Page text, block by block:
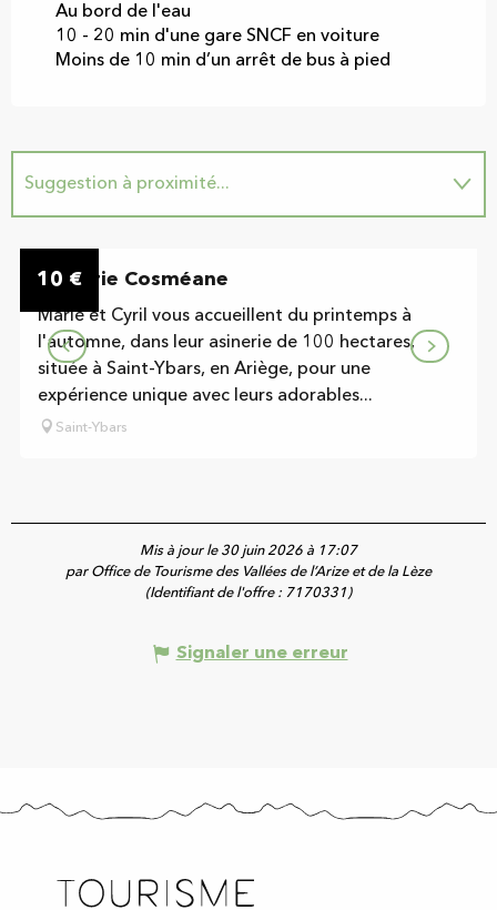
Au bord de l'eau
10 - 20 min d'une gare SNCF en voiture
Moins de 10 min d’un arrêt de bus à pied
Suggestion à proximité...
Sur place
10 €
Asinerie Cosméane
Marie et Cyril vous accueillent du printemps à
l'automne, dans leur asinerie de 100 hectares,
située à Saint-Ybars, en Ariège, pour une
expérience unique avec leurs adorables...
Saint-Ybars
Mis à jour le 30 juin 2026 à 17:07
par Office de Tourisme des Vallées de l’Arize et de la Lèze
(Identifiant de l'offre : 7170331 )
Signaler une erreur